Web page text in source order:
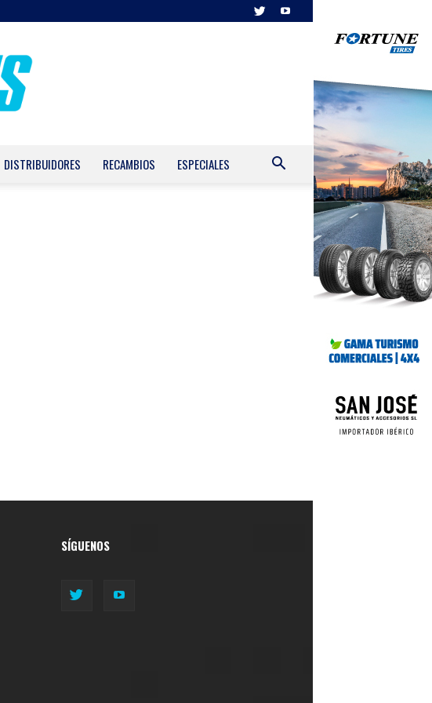
DISTRIBUIDORES RECAMBIOS ESPECIALES
SÍGUENOS